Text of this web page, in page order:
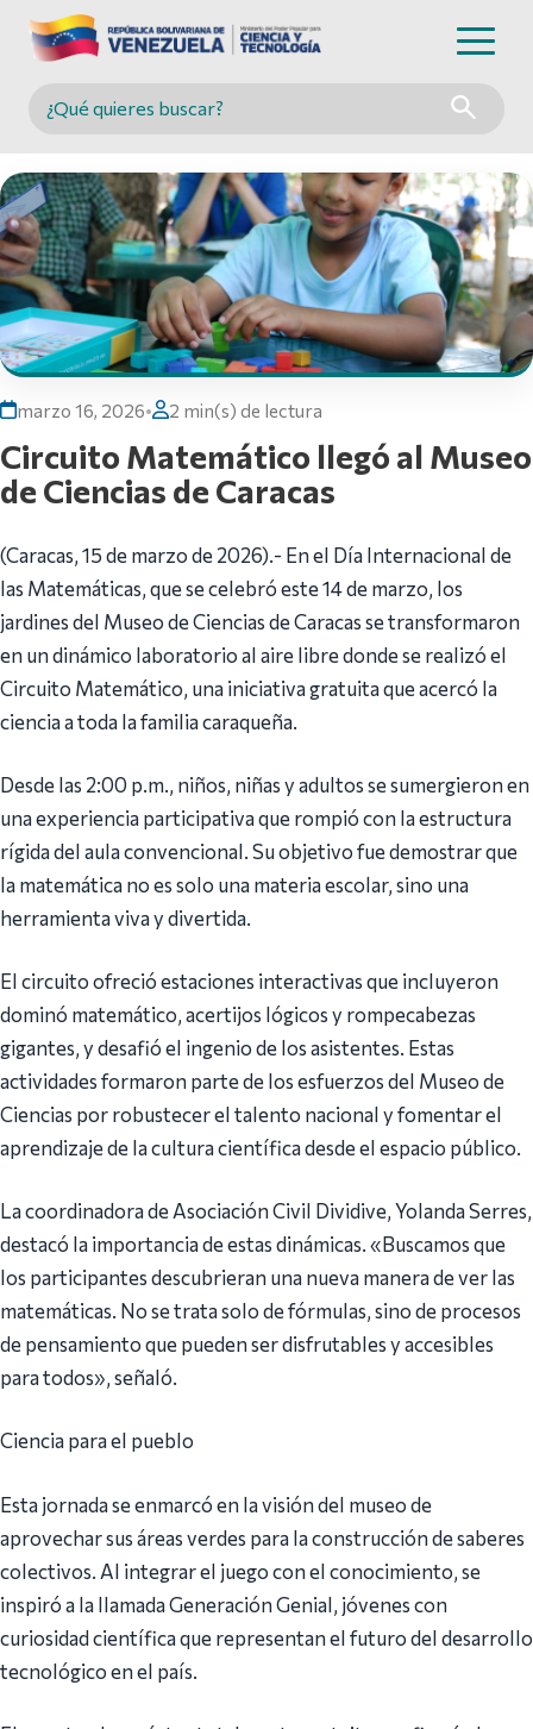
Buscar en MINCYT
marzo 16, 2026• 2 min(s) de lectura
Circuito Matemático llegó al Museo
de Ciencias de Caracas
(Caracas, 15 de marzo de 2026).- En el Día Internacional de
las Matemáticas, que se celebró este 14 de marzo, los
jardines del Museo de Ciencias de Caracas se transformaron
en un dinámico laboratorio al aire libre donde se realizó el
Circuito Matemático, una iniciativa gratuita que acercó la
ciencia a toda la familia caraqueña.
Desde las 2:00 p.m., niños, niñas y adultos se sumergieron en
una experiencia participativa que rompió con la estructura
rígida del aula convencional. Su objetivo fue demostrar que
la matemática no es solo una materia escolar, sino una
herramienta viva y divertida.
El circuito ofreció estaciones interactivas que incluyeron
dominó matemático, acertijos lógicos y rompecabezas
gigantes, y desafió el ingenio de los asistentes. Estas
actividades formaron parte de los esfuerzos del Museo de
Ciencias por robustecer el talento nacional y fomentar el
aprendizaje de la cultura científica desde el espacio público.
La coordinadora de Asociación Civil Dividive, Yolanda Serres,
destacó la importancia de estas dinámicas. «Buscamos que
los participantes descubrieran una nueva manera de ver las
matemáticas. No se trata solo de fórmulas, sino de procesos
de pensamiento que pueden ser disfrutables y accesibles
para todos», señaló.
Ciencia para el pueblo
Esta jornada se enmarcó en la visión del museo de
aprovechar sus áreas verdes para la construcción de saberes
colectivos. Al integrar el juego con el conocimiento, se
inspiró a la llamada Generación Genial, jóvenes con
curiosidad científica que representan el futuro del desarrollo
tecnológico en el país.